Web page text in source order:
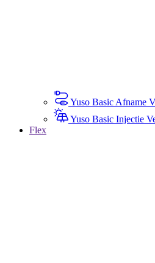
Yuso Basic Afname
Yuso Basic Injectie
Flex